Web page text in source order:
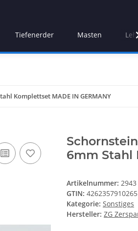
Tiefenerder Masten
Komplettset MADE IN GERMANY
6mm Stahl
Artikelnummer: 2943
GTIN: 4262357910265
Kategorie: Sonstiges
Hersteller: ZG